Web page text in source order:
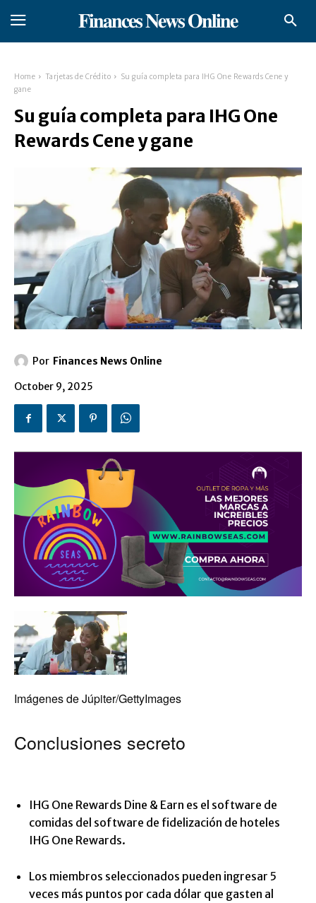
𝐅𝐢𝐧𝐚𝐧𝐜𝐞𝐬 𝐍𝐞𝐰𝐬 𝐎𝐧𝐥𝐢𝐧𝐞
Home Tarjetas de Crédito
Su guía completa para IHG One Rewards Cene y
gane
Su guía completa para IHG One
Rewards Cene y gane
Por Finances News Online
October 9, 2025
Imágenes de Júpiter/GettyImages
Conclusiones secreto
IHG One Rewards Dine & Earn es el software de
comidas del software de fidelización de hoteles
IHG One Rewards.
Los miembros seleccionados pueden ingresar 5
veces más puntos por cada dólar que gasten al